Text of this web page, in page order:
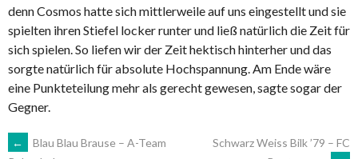
denn Cosmos hatte sich mittlerweile auf uns eingestellt und sie
spielten ihren Stiefel locker runter und ließ natürlich die Zeit für
sich spielen. So liefen wir der Zeit hektisch hinterher und das
sorgte natürlich für absolute Hochspannung. Am Ende wäre
eine Punkteteilung mehr als gerecht gewesen, sagte sogar der
Gegner.
←
Blau Blau Brause – A-Team
Schwarz Weiss Bilk ’79 – FC